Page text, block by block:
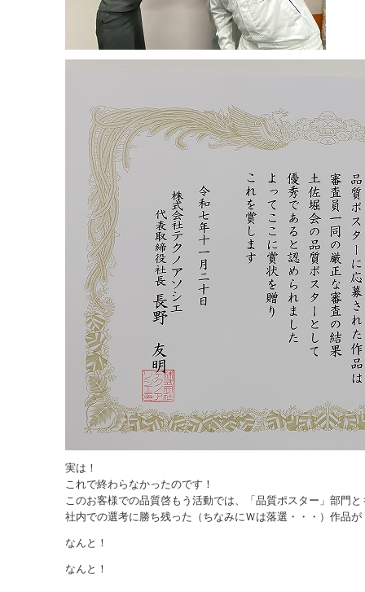
実は！
これで終わらなかったのです！
このお客様での品質啓もう活動では、「品質ポスター」部門
社内での選考に勝ち残った（ちなみにＷは落選・・・）作品が
なんと！
なんと！